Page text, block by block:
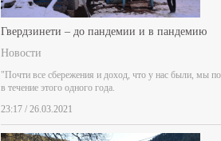
Гвердзинети – до пандемии и в пандемию
Новости
"Почти все сбережения и доход, что у нас были, мы
в течение этого одного года.
23:17 / 26.03.2021